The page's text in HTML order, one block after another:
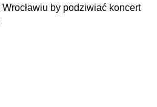
by podziwiać koncert